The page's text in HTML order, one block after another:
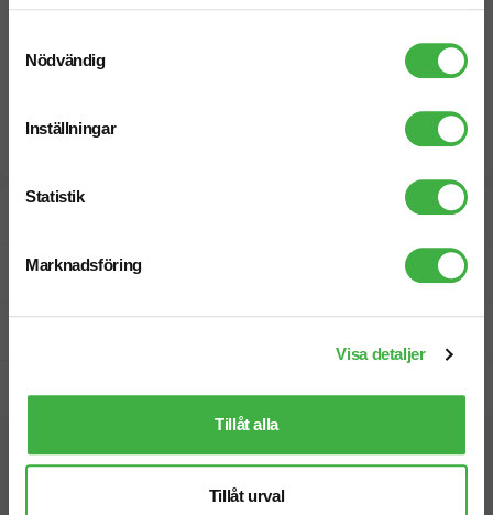
Nödvändig
Inställningar
Statistik
Marknadsföring
Visa detaljer
Tillåt alla
Tillåt urval
Fri offert
Vi hjälper dig gärna!